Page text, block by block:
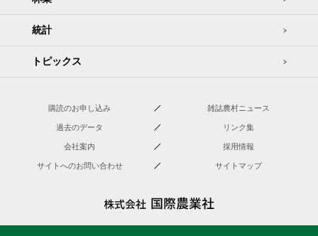
統計
トピックス
購読のお申し込み 雑誌農村ニュース
過去のデータ リンク集
会社案内 採用情報
サイトへのお問い合わせ サイトマップ